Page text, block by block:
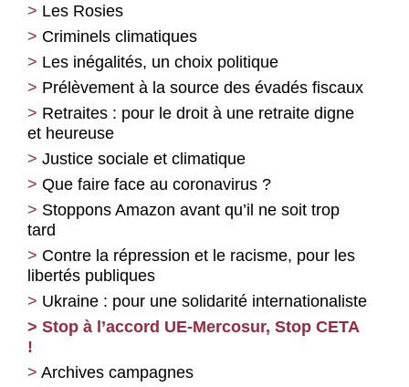
Les Rosies
Criminels climatiques
Les inégalités, un choix politique
Prélèvement à la source des évadés fiscaux
Retraites : pour le droit à une retraite digne
et heureuse
Justice sociale et climatique
Que faire face au coronavirus ?
Stoppons Amazon avant qu’il ne soit trop
tard
Contre la répression et le racisme, pour les
libertés publiques
Ukraine : pour une solidarité internationaliste
Stop à l’accord UE-Mercosur, Stop CETA
!
Archives campagnes